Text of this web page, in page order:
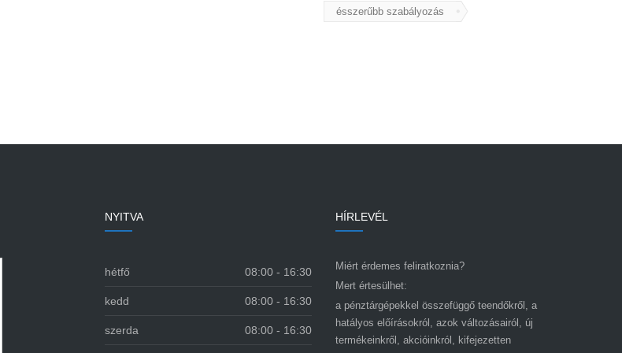
ésszerűbb szabályozás
NYITVA
hétfő 08:00 - 16:30
kedd 08:00 - 16:30
szerda 08:00 - 16:30
HÍRLEVÉL
Miért érdemes feliratkoznia?
Mert értesülhet:
a pénztárgépekkel összefüggő teendőkről, a
hatályos előírásokról, azok változásairól, új
termékeinkről, akcióinkról, kifejezetten